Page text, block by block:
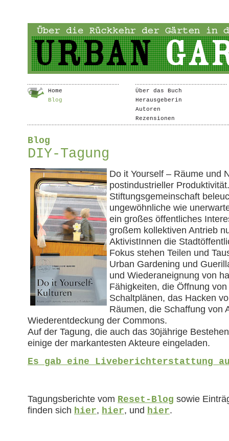
Home
Blog
Über das Buch
Herausgeberin
Autoren
Rezensionen
Blog
DIY-Tagung
Do it Yourself – Räume und
postindustrieller
Stiftungsgemeinschaft
ungewöhnliche wie
ein großes öffentliches
großem kollektiven Antrieb
AktivistInnen die
Fokus stehen Teilen und
Urban Gardening und
und Wiederaneignung von
Fähigkeiten, die Öffnung
Schaltplänen, das Hacken
Räumen, die Schaffung von
Wiederentdeckung der Commons.
Auf der Tagung, die auch das 30jährige
einige der markantesten Akteure eingeladen.
Es gab eine Liveberichterstattung
Tagungsberichte vom Reset-Blog sowie
finden sich hier, hier, und hier.